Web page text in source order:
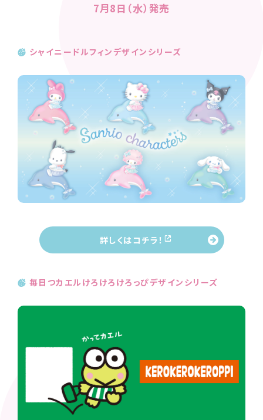
7月8日（水）発売
シャイニードルフィンデザインシリーズ
詳しくはコチラ！
毎日つカエルけろけろけろっぴデザインシリーズ